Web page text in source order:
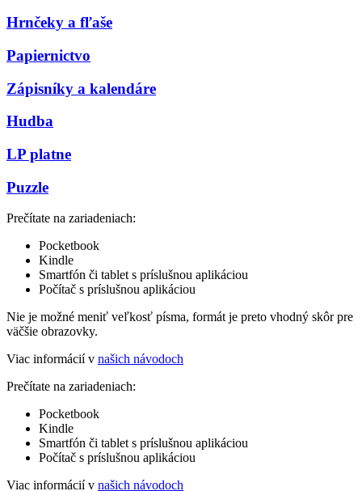
Hrnčeky a fľaše
Papiernictvo
Zápisníky a kalendáre
Hudba
LP platne
Puzzle
Prečítate na zariadeniach:
Pocketbook
Kindle
Smartfón či tablet s príslušnou aplikáciou
Počítač s príslušnou aplikáciou
Nie je možné meniť veľkosť písma, formát je preto vhodný skôr pre
väčšie obrazovky.
Viac informácií v našich návodoch
Prečítate na zariadeniach:
Pocketbook
Kindle
Smartfón či tablet s príslušnou aplikáciou
Počítač s príslušnou aplikáciou
Viac informácií v našich návodoch